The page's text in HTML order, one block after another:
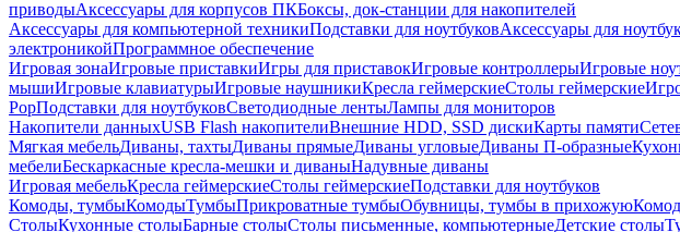
приводыАксессуары для корпусов ПКБоксы, док-станции для накопителей
Аксессуары для компьютерной техникиПодставки для ноутбуковАксессуары для
электроникойПрограммное обеспечение
Игровая зонаИгровые приставкиИгры для приставокИгровые контроллерыИгровые
мышиИгровые клавиатурыИгровые наушникиКресла геймерскиеСтолы геймерские
PopПодставки для ноутбуковСветодиодные лентыЛампы для мониторов
Накопители данныхUSB Flash накопителиВнешние HDD, SSD дискиКарты памяти
Мягкая мебельДиваны, тахтыДиваны прямыеДиваны угловыеДиваны П-образные
мебелиБескаркасные кресла-мешки и диваныНадувные диваны
Игровая мебельКресла геймерскиеСтолы геймерскиеПодставки для ноутбуков
Комоды, тумбыКомодыТумбыПрикроватные тумбыОбувницы, тумбы в прихожую
СтолыКухонные столыБарные столыСтолы письменные, компьютерныеДетские столы